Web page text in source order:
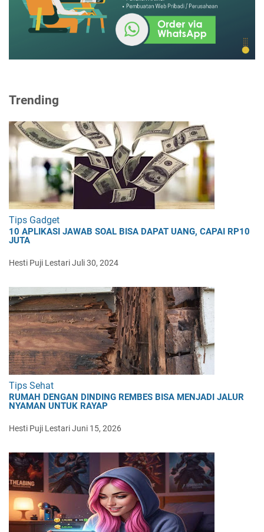
Trending
Tips Gadget
10 APLIKASI JAWAB SOAL BISA DAPAT UANG, CAPAI RP10
JUTA
Hesti Puji LestariJuli 30, 2024
Tips Sehat
RUMAH DENGAN DINDING REMBES BISA MENJADI JALUR
NYAMAN UNTUK RAYAP
Hesti Puji LestariJuni 15, 2026